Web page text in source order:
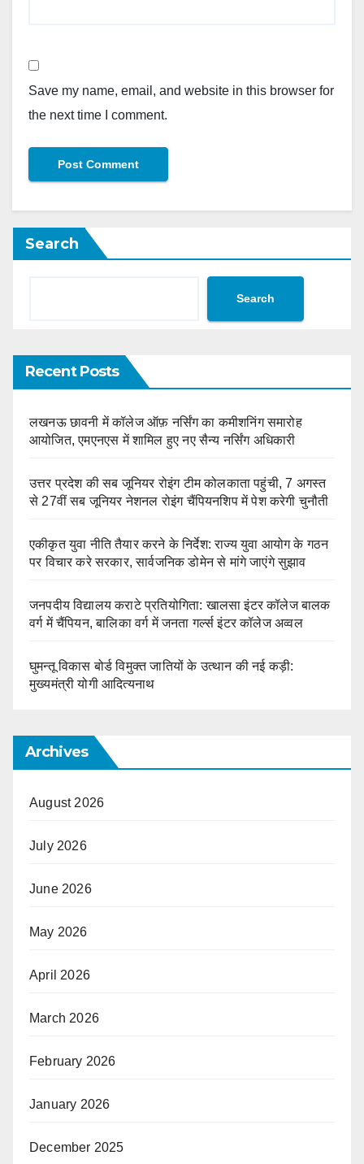
Save my name, email, and website in this browser for
the next time I comment.
Search
Search
Recent Posts
लखनऊ छावनी में कॉलेज ऑफ़ नर्सिंग का कमीशनिंग समारोह
आयोजित, एमएनएस में शामिल हुए नए सैन्य नर्सिंग अधिकारी
उत्तर प्रदेश की सब जूनियर रोइंग टीम कोलकाता पहुंची, 7 अगस्त
से 27वीं सब जूनियर नेशनल रोइंग चैंपियनशिप में पेश करेगी चुनौती
एकीकृत युवा नीति तैयार करने के निर्देश: राज्य युवा आयोग के गठन
पर विचार करे सरकार, सार्वजनिक डोमेन से मांगे जाएंगे सुझाव
जनपदीय विद्यालय कराटे प्रतियोगिता: खालसा इंटर कॉलेज बालक
वर्ग में चैंपियन, बालिका वर्ग में जनता गर्ल्स इंटर कॉलेज अव्वल
घुमन्तू विकास बोर्ड विमुक्त जातियों के उत्थान की नई कड़ी:
मुख्यमंत्री योगी आदित्यनाथ
Archives
August 2026
July 2026
June 2026
May 2026
April 2026
March 2026
February 2026
January 2026
December 2025